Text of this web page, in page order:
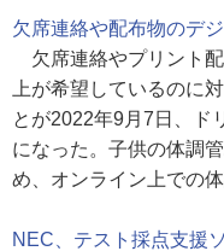
欠席連絡や配布物のデ
欠席連絡やプリント
上が希望しているのに
とが2022年9月7日、ド
になった。子供の体調
め、オンライン上での
NEC、テスト採点支援